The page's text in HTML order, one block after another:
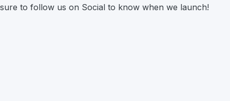
sure to follow us on Social to know when we launch!